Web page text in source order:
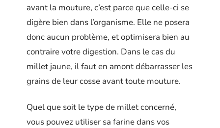
avant la mouture, c’est parce que celle-ci se
digère bien dans l’organisme. Elle ne posera
donc aucun problème, et optimisera bien au
contraire votre digestion. Dans le cas du
millet jaune, il faut en amont débarrasser les
grains de leur cosse avant toute mouture.
Quel que soit le type de millet concerné,
vous pouvez utiliser sa farine dans vos